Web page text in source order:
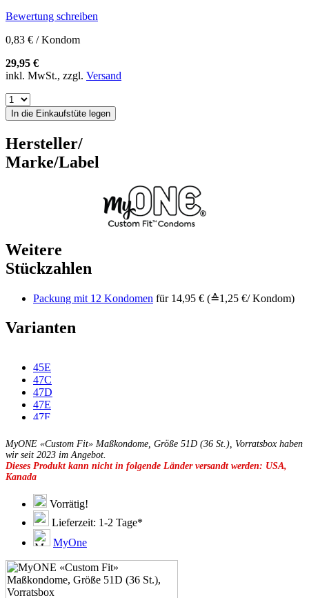
Bewertung schreiben
0,83 € / Kondom
29,95 €
inkl. MwSt., zzgl. Versand
In die Einkaufstüte legen
Hersteller/
Marke/Label
Weitere
Stückzahlen
Packung mit 12 Kondomen für 14,95 € (≙1,25 €/ Kondom)
Varianten
45E
47C
47D
47E
47F
49D
49E
49F
49G
51C
51E
51F
51G
51H
53D
53E
53F
MyONE «Custom Fit» Maßkondome, Größe 51D (36 St.), Vorratsbox haben
wir seit 2023 im Angebot.
Dieses Produkt kann nicht in folgende Länder versandt werden: USA,
Kanada
Vorrätig!
Lieferzeit: 1-2 Tage*
MyOne